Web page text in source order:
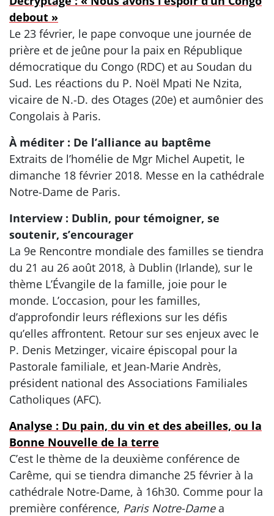
debout »
Le 23 février, le pape convoque une journée de
prière et de jeûne pour la paix en République
démocratique du Congo (RDC) et au Soudan du
Sud. Les réactions du P. Noël Mpati Ne Nzita,
vicaire de N.-D. des Otages (20e) et aumônier des
Congolais à Paris.
À méditer : De l’alliance au baptême
Extraits de l’homélie de Mgr Michel Aupetit, le
dimanche 18 février 2018. Messe en la cathédrale
Notre-Dame de Paris.
Interview : Dublin, pour témoigner, se
soutenir, s’encourager
La 9e Rencontre mondiale des familles se tiendra
du 21 au 26 août 2018, à Dublin (Irlande), sur le
thème L’Évangile de la famille, joie pour le
monde. L’occasion, pour les familles,
d’approfondir leurs réflexions sur les défis
qu’elles affrontent. Retour sur ses enjeux avec le
P. Denis Metzinger, vicaire épiscopal pour la
Pastorale familiale, et Jean-Marie Andrès,
président national des Associations Familiales
Catholiques (AFC).
Analyse : Du pain, du vin et des abeilles, ou la
Bonne Nouvelle de la terre
C’est le thème de la deuxième conférence de
Carême, qui se tiendra dimanche 25 février à la
cathédrale Notre-Dame, à 16h30. Comme pour la
première conférence, Paris Notre-Damea